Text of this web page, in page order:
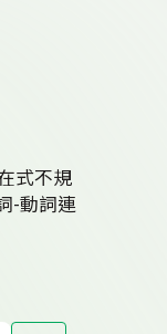
式不規
-動詞連